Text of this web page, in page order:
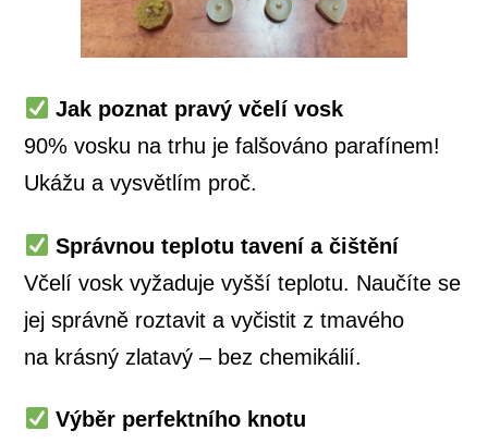
Jak poznat pravý včelí vosk
90% vosku na trhu je falšováno parafínem!
Ukážu a vysvětlím proč.
Správnou teplotu tavení a čištění
Včelí vosk vyžaduje vyšší teplotu. Naučíte se
jej správně roztavit a vyčistit z tmavého
na krásný zlatavý – bez chemikálií.
Výběr perfektního knotu